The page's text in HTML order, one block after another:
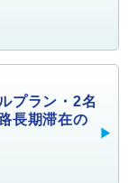
プラン・2名
長期滞在の